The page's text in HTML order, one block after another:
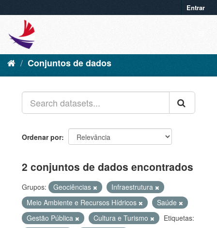
Entrar
Conjuntos de dados
Ordenar por
2 conjuntos de dados encontrados
Grupos: Geociências
Infraestrutura
Meio Ambiente e Recursos Hídricos
Saúde
Gestão Pública
Cultura e Turismo
Etiquetas: